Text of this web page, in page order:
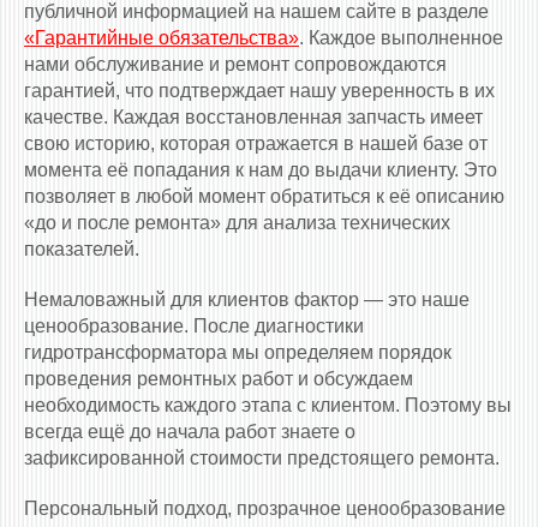
публичной информацией на нашем сайте в разделе
«Гарантийные обязательства». Каждое выполненное
нами обслуживание и ремонт сопровождаются
гарантией, что подтверждает нашу уверенность в их
качестве. Каждая восстановленная запчасть имеет
свою историю, которая отражается в нашей базе от
момента её попадания к нам до выдачи клиенту. Это
позволяет в любой момент обратиться к её описанию
«до и после ремонта» для анализа технических
показателей.
Немаловажный для клиентов фактор — это наше
ценообразование. После диагностики
гидротрансформатора мы определяем порядок
проведения ремонтных работ и обсуждаем
необходимость каждого этапа с клиентом. Поэтому вы
всегда ещё до начала работ знаете о
зафиксированной стоимости предстоящего ремонта.
Персональный подход, прозрачное ценообразование